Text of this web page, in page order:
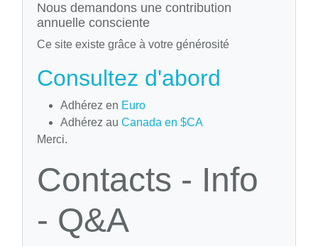
Nous demandons une contribution
annuelle consciente
Ce site existe grâce à votre générosité
Consultez d'abord
Adhérez en Euro
Adhérez au Canada en $CA
Merci.
Contacts - Info
- Q&A